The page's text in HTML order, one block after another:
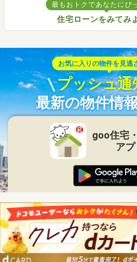
最もおトクであなたにぴ
住宅ローンをみてみ
お気に入りの物件を見逃
プッシュ通
最新の物件情
goo住宅
アプ